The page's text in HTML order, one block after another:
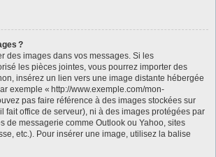
?
des images dans vos messages. Si les
les pièces jointes, vous pourrez importer des
insérez un lien vers une image distante hébergée
exemple « http://www.exemple.com/mon-
pas faire référence à des images stockées sur
fait office de serveur), ni à des images protégées par
de messagerie comme Outlook ou Yahoo, sites
etc.). Pour insérer une image, utilisez la balise